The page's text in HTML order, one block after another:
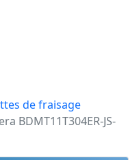
de fraisage
BDMT11T304ER-JS-